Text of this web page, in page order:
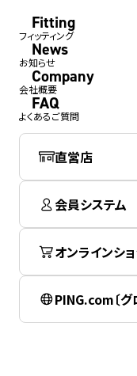
Fitting
フィッティング
News
お知らせ
Company
会社概要
FAQ
よくあるご質問
直営店
会員システム
オンラインシ
PING.com〔グ